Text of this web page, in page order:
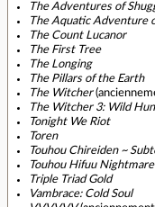
The Adventures of
The Aquatic Adventure
The Count Lucanor
The First Tree
The Longing
The Pillars of the Earth
The Witcher
The Witcher 3: Wild
Tonight We Riot
Toren
Touhou Chireiden ~
Touhou Hifuu
Triple Triad Gold
Vambrace: Cold Soul